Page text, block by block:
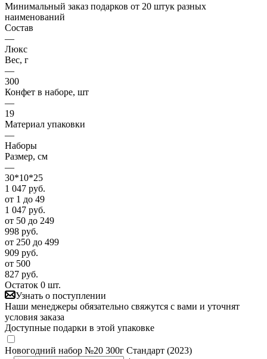
Минимальный заказ подарков от 20 штук разных
наименований
Состав
—
Люкс
Вес, г
—
300
Конфет в наборе, шт
—
19
Материал упаковки
—
Наборы
Размер, см
—
30*10*25
1 047 руб.
от 1 до 49
1 047 руб.
от 50 до 249
998 руб.
от 250 до 499
909 руб.
от 500
827 руб.
Остаток 0 шт.
Узнать о поступлении
Наши менеджеры обязательно свяжутся с вами и уточнят
условия заказа
Доступные подарки в этой упаковке
Новогодний набор №20 300г Стандарт (2023)